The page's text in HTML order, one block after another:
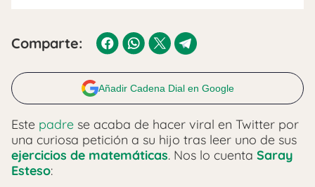
Comparte:
Añadir Cadena Dial en Google
Este padre se acaba de hacer viral en Twitter por
una curiosa petición a su hijo tras leer uno de sus
ejercicios de matemáticas. Nos lo cuenta Saray
Esteso: